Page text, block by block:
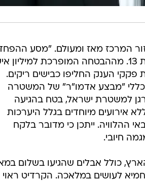
המרכז מאז ומעולם. "מסע
הצליח", הסביר כתב המשטרה אלי סניור במהדורת חדשות 13. מההבטחה המופרכת
פקקי הענק החליפו כבישים ריקים.
כללי "מבצע אדמו"ר" של המשטרה
למשטרת ישראל, בטח בהגיעה
אירועים מיוחדים בגלל היערכות
ייתכן כי מדובר בלקח
חיובי.
כולל אבלים שהגיעו בשלום
לעושים במלאכה. הקרדיט ראוי